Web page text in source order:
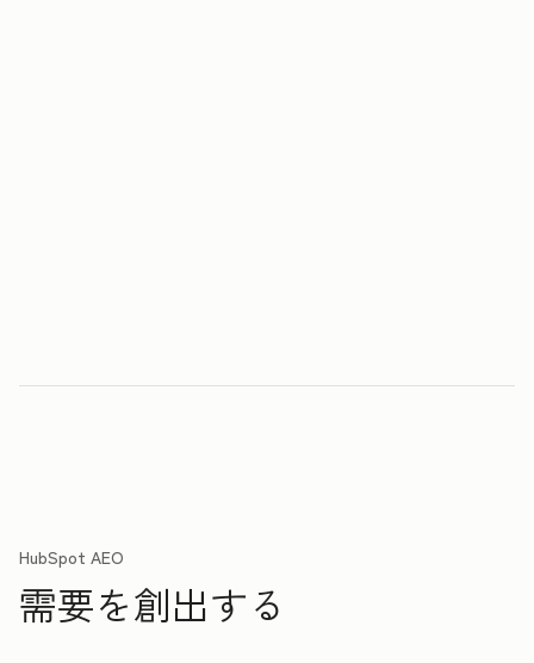
HubSpot AEO
需要を創出する